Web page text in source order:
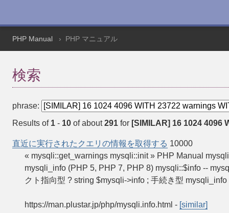
PHP Manual PHP マニュアル
検索
phrase:
Results of 1 - 10 of about291 for [SIMILAR] 16 1024 4096
直近に実行されたクエリの情報を取得する 10000
« mysqli::get_warnings mysqli::init » PHP Manual
mysqli_info (PHP 5, PHP 7, PHP 8) mysqli::$info --
クト指向型 ? string $mysqli->info ; 手続き型
https://man.plustar.jp/php/mysqli.info.html - [similar]